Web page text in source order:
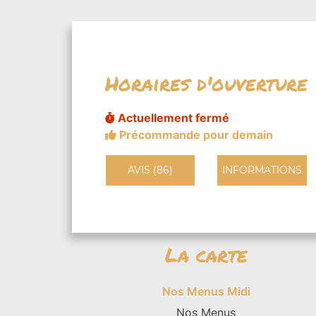
Horaires d'ouverture
Actuellement fermé
Précommande pour demain
AVIS (86) INFORMATIONS
La carte
Nos Menus Midi
Nos Menus